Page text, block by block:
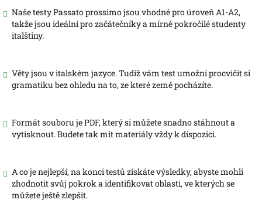
Naše testy Passato prossimo jsou vhodné pro úroveň A1-A2,
takže jsou ideální pro začátečníky a mírně pokročilé studenty
italštiny.
Věty jsou v italském jazyce. Tudíž vám test umožní procvičit si
gramatiku bez ohledu na to, ze které země pocházíte.
Formát souboru je PDF, který si můžete snadno stáhnout a
vytisknout. Budete tak mít materiály vždy k dispozici.
A co je nejlepší, na konci testů získáte výsledky, abyste mohli
zhodnotit svůj pokrok a identifikovat oblasti, ve kterých se
můžete ještě zlepšit.